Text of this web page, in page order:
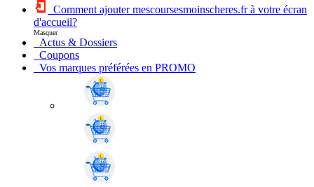
Comment ajouter mescoursesmoinscheres.fr à votre écran
d'accueil?
Masquer
Actus & Dossiers
Coupons
Vos marques préférées en PROMO